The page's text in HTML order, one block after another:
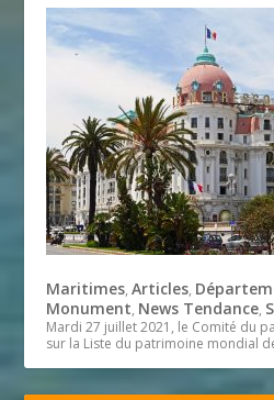
Maritimes,Articles,
Monument, News Tendance,
Mardi 27 juillet 2021, le Comité du
sur la Liste du patrimoine mondial de